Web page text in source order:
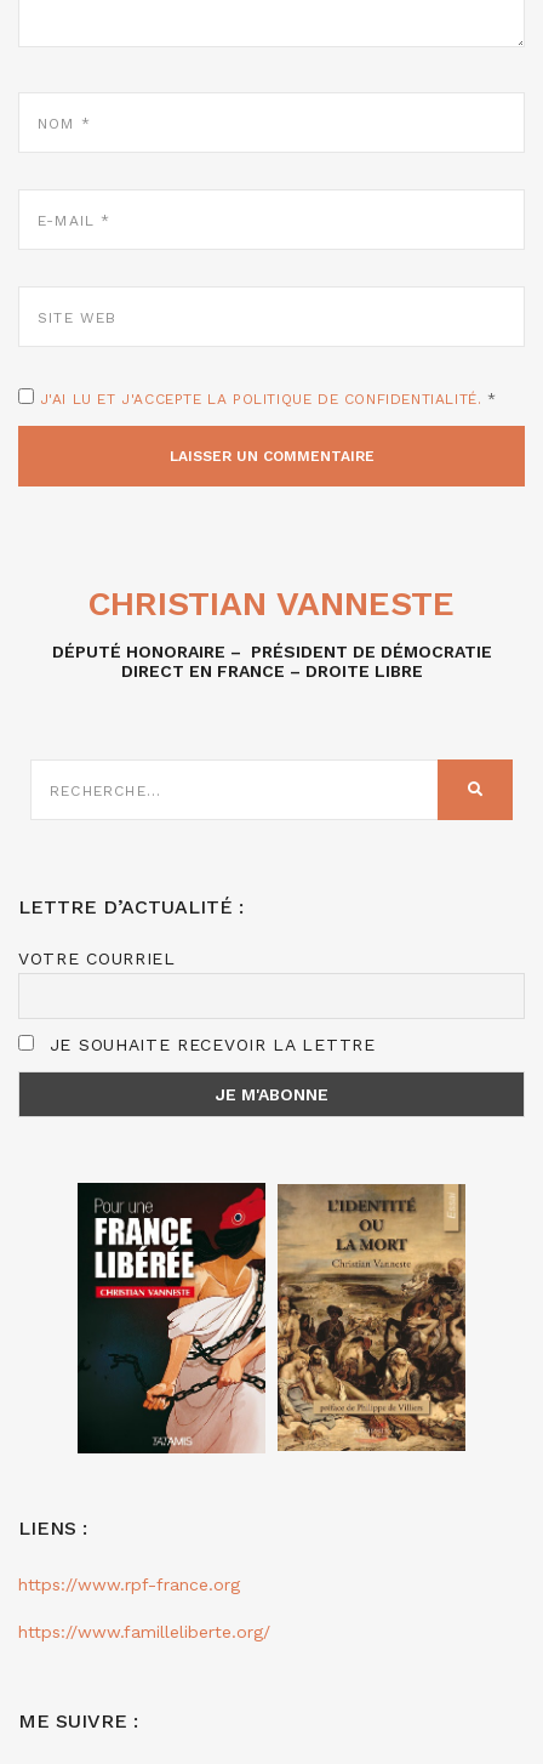
MAIL
WEB
J'AI LU ET J'ACCEPTE LA POLITIQUE DE CONFIDENTIALITÉ. *
CHRISTIAN VANNESTE
DÉPUTÉ HONORAIRE – PRÉSIDENT DE DÉMOCRATIE
DIRECT EN FRANCE – DROITE LIBRE
SUR
LETTRE D’ACTUALITÉ :
VOTRE COURRIEL
JE SOUHAITE RECEVOIR LA LETTRE
LIENS :
https://www.rpf-france.org
https://www.familleliberte.org/
ME SUIVRE :